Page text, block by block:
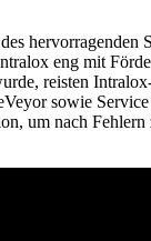
eng mit
reisten
sowie
um nach